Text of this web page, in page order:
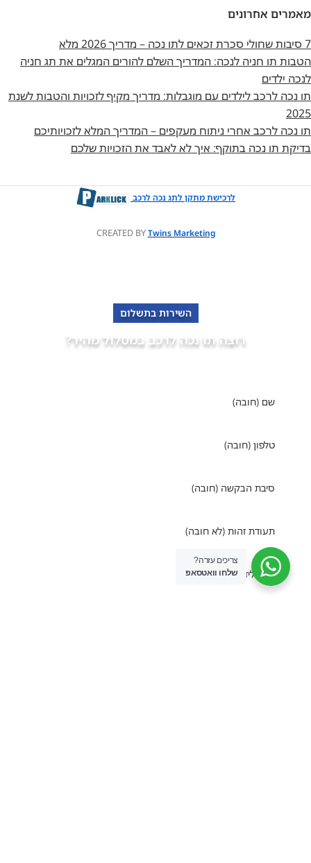
מאמרים אחרונים
7 סיבות שחולי סכרת זכאים לתו נכה – מדריך 2026 מלא
הטבות תו חניה לנכה: המדריך השלם להורים המגלים את תג חניה
לנכה ילדים
תו נכה לרכב לילדים עם מוגבלות: מדריך מקיף לזכויות והטבות לשנת
2025
תו נכה לרכב אחרי ניתוח מעקפים – המדריך המלא לזכויותיכם
בדיקת תו נכה בתוקף: איך לא לאבד את הזכויות שלכם
לרכישת מתקן לתג נכה לרכב
CREATED BYTwins Marketing
השירות בתשלום
רוצה תו נכה לרכב במסלול מהיר?
צריכים עזרה?
שלחו וואטסאפ